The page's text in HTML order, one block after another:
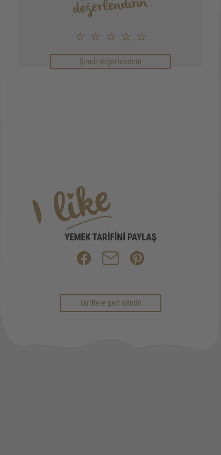
Şimdi değerlendirin
YEMEK TARIFINI PAYLAŞ
Tariflere geri dönün